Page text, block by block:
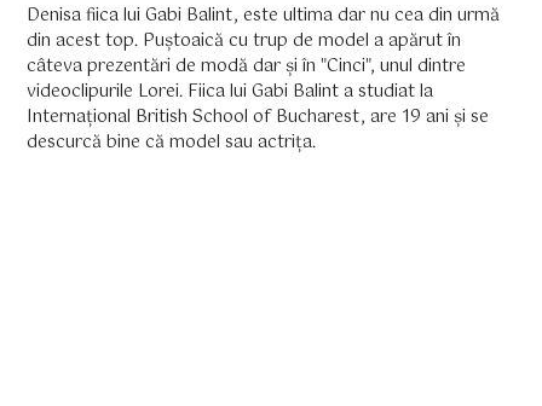
Denisa fiica lui Gabi Balint, este ultima dar nu cea din urmă
din acest top. Puștoaică cu trup de model a apărut în
câteva prezentări de modă dar și în "Cinci", unul dintre
videoclipurile Lorei. Fiica lui Gabi Balint a studiat la
Internațional British School of Bucharest, are 19 ani și se
descurcă bine că model sau actrița.